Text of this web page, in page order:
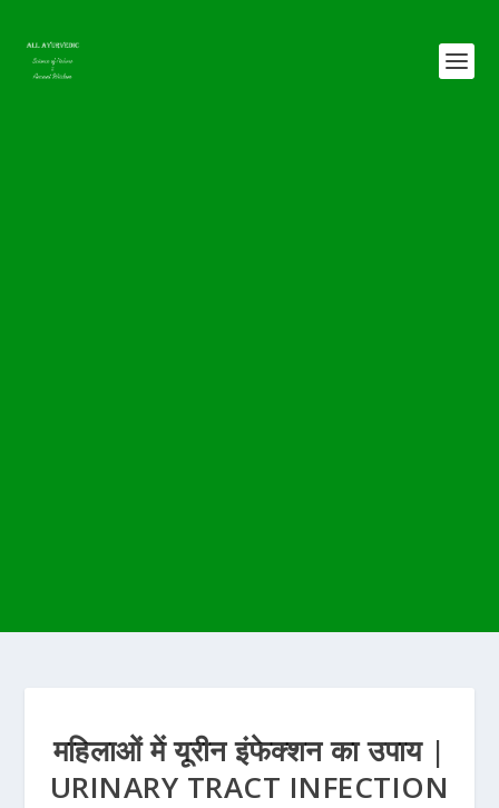
महिलाओं में यूरीन इंफेक्शन का उपाय |
URINARY TRACT INFECTION